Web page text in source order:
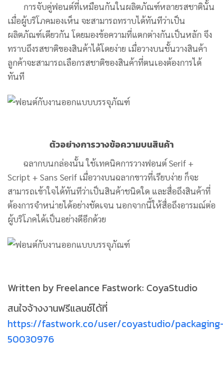
การจับคู่ฟอนต์ที่เหมือนกันในผลิตภัณฑ์หลายรสชาตินั้น
เมื่อผู้บริโภคมองเห็น จะสามารถทราบได้ทันทีว่าเป็น
ผลิตภัณฑ์เดียวกัน โดยมองข้อความที่แตกต่างกันเป็นหลัก จึง
ทราบถึงรสชาติของสินค้าได้โดยง่าย เมื่อวางบนชั้นวางสินค้า
ลูกค้าจะสามารถเลือกรสชาติของสินค้าที่ตนเองต้องการได้
ทันที
ตัวอย่างการวางข้อความบนสินค้า
ฉลากบนกล่องนั้น ใช้เทคนิคการวางฟอนต์Serif +
Script + Sans Serif เมื่อวางบนฉลากขาวที่เรียบง่าย ก็จะ
สามารถเข้าใจได้ทันทีว่าเป็นสินค้าชนิดใด และสื่อถึงสินค้าที่
ต้องการจำหน่ายได้อย่างชัดเจน นอกจากนี้ให้สื่อถึงอารมณ์ต่อ
ผู้บริโภคได้เป็นอย่างดีอีกด้วย
Written by Freelance Fastwork: CoyaStudio
สนใจจ้างงานฟรีแลนซ์ได้ที่
https://fastwork.co/user/coyastudio/
50030976